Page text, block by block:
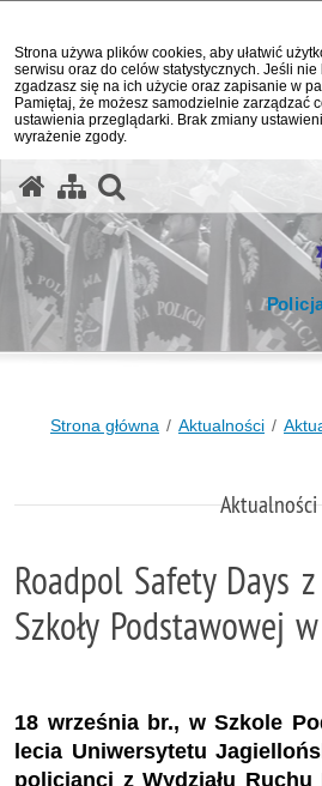
Strona używa plików cookies, aby ułatwić
serwisu oraz do celów statystycznych. Jeśli
zgadzasz się na ich użycie oraz zapisanie w
Pamiętaj, że możesz samodzielnie zarządzać
ustawienia przeglądarki. Brak zmiany
wyrażenie zgody.
Strona główna Aktualności
Aktualności
Roadpol Safety Days
Szkoły Podstawowej
18 września br., w Szkole
lecia Uniwersytetu
policjanci z Wydziału Ruchu